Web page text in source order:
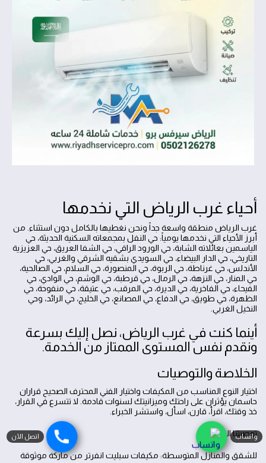
أحياء غرب الرياض التي نخدمها
غرب الرياض منطقة واسعة جداً ونحن نغطيها بالكامل دون استثناء. من
أبرز الأحياء التي نخدمها يومياً: حي النفل بمجمعاته السكنية الحديثة، حي
الياسمين بعائلاته الشابة، حي الورود الراقي، حي الشفا العريق، حي العزيزية
التاريخي، حي الدار البيضاء، حي السويدي بشقيه الشرقي والغربي، حي
الأندلس، حي غرناطة، حي الربوة، حي المنصورة، حي السلام، حي الصالحية،
حي المنار، حي النزهة، حي الرمال، حي قرطبة، حي الوشم، حي الوادي، حي
الفيحاء، حي الفاخرية، حي الديرة، حي المرقب، حي عتيقة، حي منفوحة، حي
الظهرة، حي طويق، حي الدفاع، حي المصانع، حي الخليج، حي الرائد، وحي
النخيل الغربي.
أينما كنت في غرب الرياض، نصل إليك بسرعة
ونقدم نفس المستوى الممتاز من الخدمة.
الخلاصة والتوصيات
اختيار النوع المناسب من المكيفات واختيار الفني المحترف الصحيح قراران
حاسمان يؤثران على راحتك وميزانيتك لسنوات قادمة. لا تتسرع في القرار،
خذ وقتك، اقرأ، قارن، اسأل، واستشر الخبراء.
توصيتنا النهائية:
للشقق والمنازل المتوسطة: مكيفات سبليت انفرتر من ماركة موثوقة
واتساب اتصل الآن